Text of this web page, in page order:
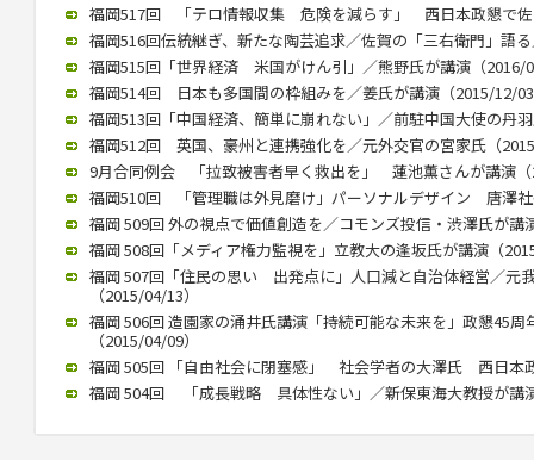
福岡517回 「テロ情報収集 危険を減らす」 西日本政懇で佐
福岡516回伝統継ぎ、新たな陶芸追求／佐賀の「三右衛門」語
福岡515回「世界経済 米国がけん引」／熊野氏が講演（2016/
福岡514回 日本も多国間の枠組みを／姜氏が講演（2015/12/
福岡513回「中国経済、簡単に崩れない」／前駐中国大使の丹
福岡512回 英国、豪州と連携強化を／元外交官の宮家氏（
9月合同例会 「拉致被害者早く救出を」 蓮池薫さんが講演
福岡510回 「管理職は外見磨け」パーソナルデザイン 唐澤
福岡 509回 外の視点で価値創造を／コモンズ投信・渋澤氏が講
福岡 508回「メディア権力監視を」立教大の逢坂氏が講演（
福岡 507回「住民の思い 出発点に」人口減と自治体経営／元
（2015/04/13）
福岡 506回 造園家の涌井氏講演「持続可能な未来を」政懇45
（2015/04/09）
福岡 505回 「自由社会に閉塞感」 社会学者の大澤氏 西日本
福岡 504回 「成長戦略 具体性ない」／新保東海大教授が講